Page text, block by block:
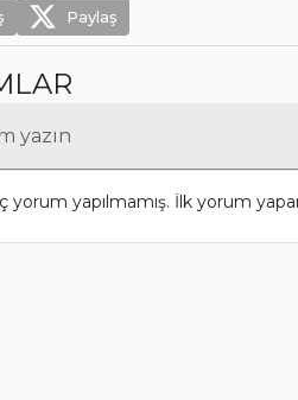
Paylaş
yazın
yorum yapılmamış. İlk yorum